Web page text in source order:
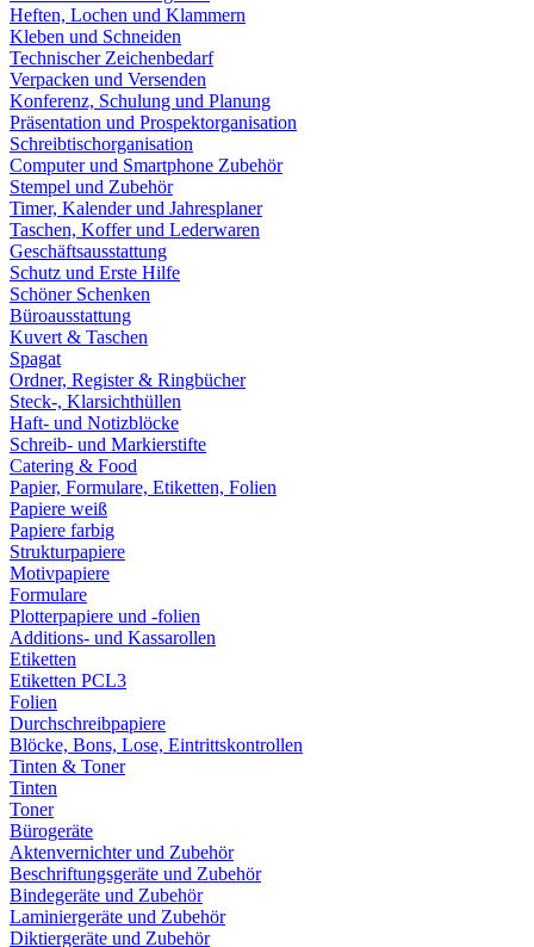
Heften, Lochen und Klammern
Kleben und Schneiden
Technischer Zeichenbedarf
Verpacken und Versenden
Konferenz, Schulung und Planung
Präsentation und Prospektorganisation
Schreibtischorganisation
Computer und Smartphone Zubehör
Stempel und Zubehör
Timer, Kalender und Jahresplaner
Taschen, Koffer und Lederwaren
Geschäftsausstattung
Schutz und Erste Hilfe
Schöner Schenken
Büroausstattung
Kuvert & Taschen
Spagat
Ordner, Register & Ringbücher
Steck-, Klarsichthüllen
Haft- und Notizblöcke
Schreib- und Markierstifte
Catering & Food
Papier, Formulare, Etiketten, Folien
Papiere weiß
Papiere farbig
Strukturpapiere
Motivpapiere
Formulare
Plotterpapiere und -folien
Additions- und Kassarollen
Etiketten
Etiketten PCL3
Folien
Durchschreibpapiere
Blöcke, Bons, Lose, Eintrittskontrollen
Tinten & Toner
Tinten
Toner
Bürogeräte
Aktenvernichter und Zubehör
Beschriftungsgeräte und Zubehör
Bindegeräte und Zubehör
Laminiergeräte und Zubehör
Diktiergeräte und Zubehör